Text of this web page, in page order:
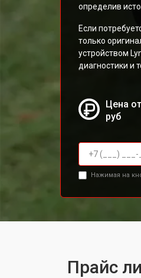
определив
Если
только
устройством
диагностики и
Цена от
руб
Нажимая на
Прайс